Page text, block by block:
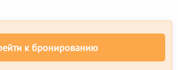
к бронированию